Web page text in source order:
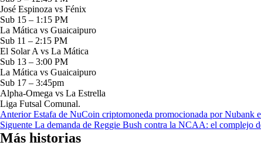
José Espinoza vs Fénix
Sub 15 – 1:15 PM
La Mática vs Guaicaipuro
Sub 11 – 2:15 PM
El Solar A vs La Mática
Sub 13 – 3:00 PM
La Mática vs Guaicaipuro
Sub 17 – 3:45pm
Alpha-Omega vs La Estrella
Liga Futsal Comunal.
Navegación
de
entradas
AnteriorEstafa de NuCoin criptomoneda promocionada por Nubank
Siguente La demanda de Reggie Bush contra la NCAA: el complejo
Más historias